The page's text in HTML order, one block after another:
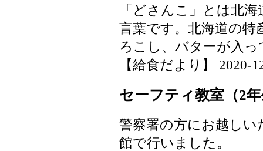
「どさんこ」とは北
言葉です。北海道の
ろこし、バターが入
【給食だより】 2020-
セーフティ教室（2
警察署の方にお越し
館で行いました。